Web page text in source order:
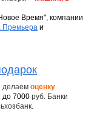
Время", компании
Премьера и
делаем оценку
до 7000 руб. Банки